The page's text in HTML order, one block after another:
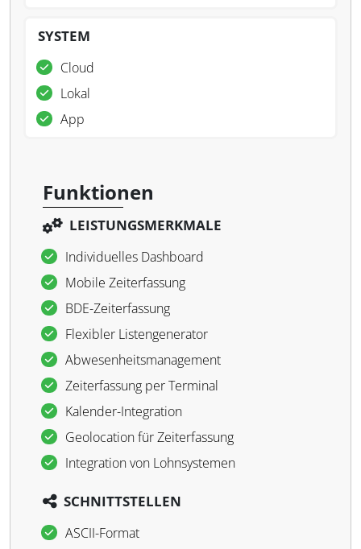
SYSTEM
Cloud
Lokal
App
Funktionen
LEISTUNGSMERKMALE
Individuelles Dashboard
Mobile Zeiterfassung
BDE-Zeiterfassung
Flexibler Listengenerator
Abwesenheitsmanagement
Zeiterfassung per Terminal
Kalender-Integration
Geolocation für Zeiterfassung
Integration von Lohnsystemen
SCHNITTSTELLEN
ASCII-Format